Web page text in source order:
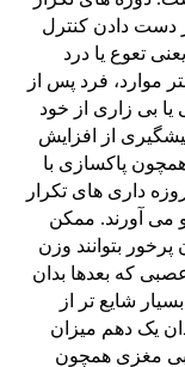
دست دادن کنترل
تعوع یا درد
موارد، فرد پس از
بی زاری از خود
از افزایش
پاکسازی با
داری های تکرار
می آورند. ممکن
بتوانند وزن
که بعدها بدان
شایع تر از
یک دهم میزان
مغزی همچون